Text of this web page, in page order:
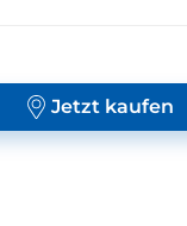
Jetzt kaufen